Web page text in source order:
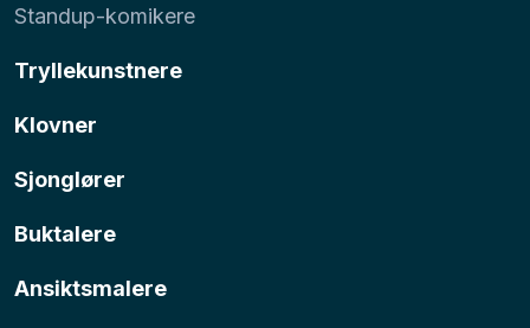
Standup-komikere
Tryllekunstnere
Klovner
Sjonglører
Buktalere
Ansiktsmalere